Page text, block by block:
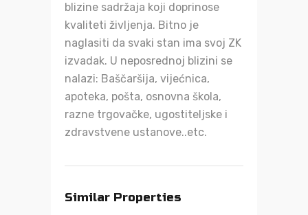
blizine sadržaja koji doprinose
kvaliteti življenja. Bitno je
naglasiti da svaki stan ima svoj ZK
izvadak. U neposrednoj blizini se
nalazi: Baščaršija, vijećnica,
apoteka, pošta, osnovna škola,
razne trgovačke, ugostiteljske i
zdravstvene ustanove..etc.
Similar Properties